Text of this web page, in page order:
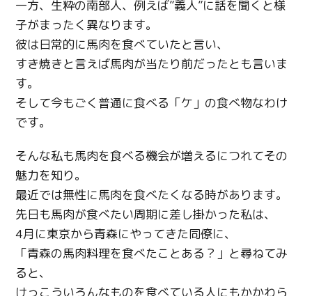
一方、生粋の南部人、例えば”義人”に話を聞くと様
子がまったく異なります。
彼は日常的に馬肉を食べていたと言い、
すき焼きと言えば馬肉が当たり前だったとも言いま
す。
そして今もごく普通に食べる「ケ」の食べ物なわけ
です。
そんな私も馬肉を食べる機会が増えるにつれてその
魅力を知り。
最近では無性に馬肉を食べたくなる時があります。
先日も馬肉が食べたい周期に差し掛かった私は、
4月に東京から青森にやってきた同僚に、
「青森の馬肉料理を食べたことある？」と尋ねてみ
ると、
けっこういろんなものを食べている人にもかかわら